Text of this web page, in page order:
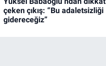
çeken çıkış: “Bu adaletsizliği
gidereceğiz”